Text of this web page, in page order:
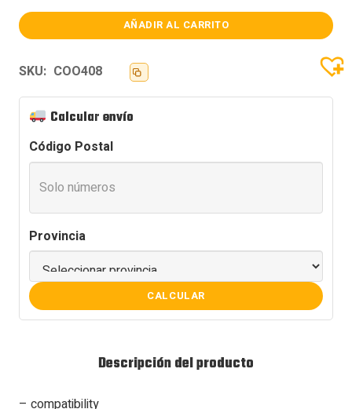
COOLER
CPU
COOLING
FROZN
A410
ARGB
AÑADIR AL CARRITO
SKU: COO408
Calcular envío
Código Postal
Provincia
CALCULAR
Descripción del producto
– compatibility